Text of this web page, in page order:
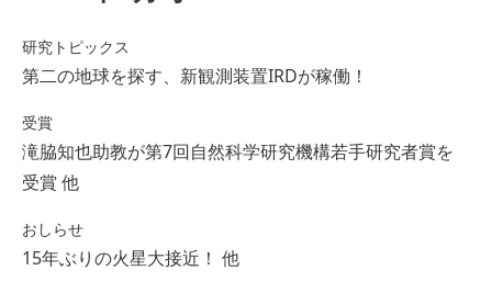
研究トピックス
第二の地球を探す、新観測装置IRDが稼働！
受賞
滝脇知也助教が第7回自然科学研究機構若手研究者賞を
受賞 他
おしらせ
15年ぶりの火星大接近！ 他